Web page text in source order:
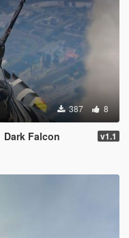
387 8
Dark Falcon v1.1